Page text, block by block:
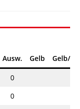
Ausw. Gelb Gelb/
0
0